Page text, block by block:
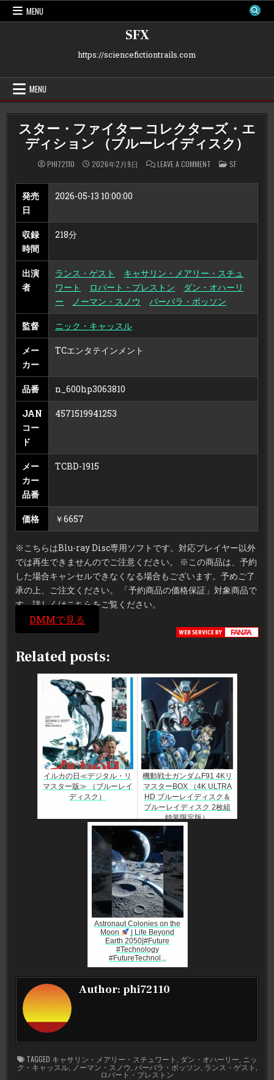
Skip
MENU
SFX
https://sciencefictiontrails.com
MENU
スター・ファイター コレクターズ・エ
ディション （ブルーレイディスク）
PHI72110 2026年2月9日 LEAVE A COMMENTON
ー・
ー
ー
エ
デ
ィ
ョ
レ
ク）
POSTED
IN
SF
発売
日
2026-05-13 10:00:00
収録
時間
218分
出演
者
ランス・ゲスト
キャサリン・メアリー・スチュ
ワート
ロバート・プレストン
ダン・オハーリ
ー
ノーマン・スノウ バーバラ・ボッソン
監督 ニック・キャッスル
メー
カー
TCエンタテインメント
品番 n_600hp3063810
JAN
コー
ド
4571519941253
メー
カー
品番
TCBD-1915
価格 ￥6657
※こちらはBlu-ray Disc専用ソフトです。対応プレイヤー以外
では再生できませんのでご注意ください。 ※この商品は、予約
した場合キャンセルできなくなる場合もございます。予めご了
承の上、ご注文ください。 「予約商品の価格保証」対象商品で
す。詳しくはこちらをご覧ください。
DMMで見る
Related posts:
イルカの日≪デジタル・リ
マスター版≫ （ブルーレイ
ディスク）
機動戦士ガンダムF91 4Kリ
マスターBOX （4K ULTRA
HD ブルーレイディスク＆
ブルーレイディスク 2枚組
特装限定版）
Astronaut Colonies on the
Moon
| Life Beyond
Earth 2050|#Future
#Technology
#FutureTechnol...
Author: phi72110
TAGGED キャサリン・メアリー・スチュワート ダン・オハーリー ニッ
ク・キャッスル, ノーマン・スノウ バーバラ・ボッソン ランス・ゲスト
ロバート・プレストン